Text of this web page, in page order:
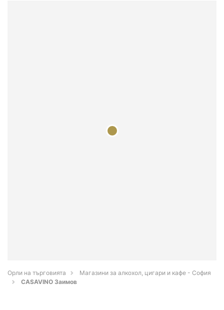
Орли на търговията
Магазини за алкохол, цигари и кафе - София
CASAVINO Заимов